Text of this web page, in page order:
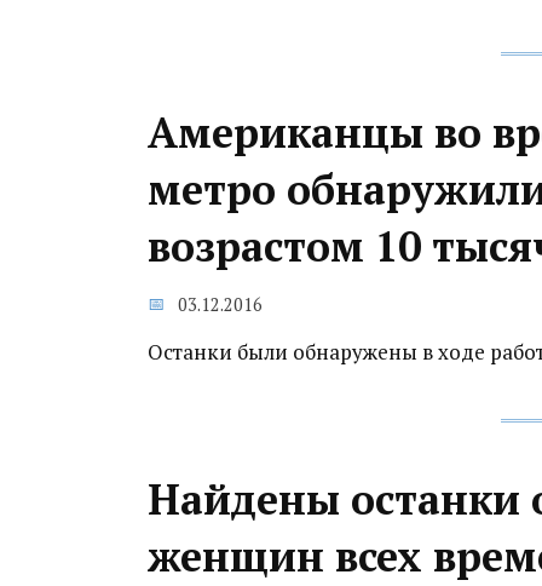
Американцы во
метро
возрастом 10
03.12.2016
Останки были обнаружены в ходе
Найдены останки
женщин всех